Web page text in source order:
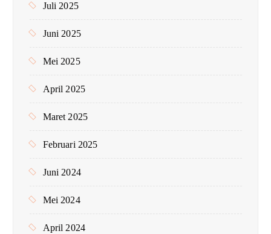
Juli 2025
Juni 2025
Mei 2025
April 2025
Maret 2025
Februari 2025
Juni 2024
Mei 2024
April 2024